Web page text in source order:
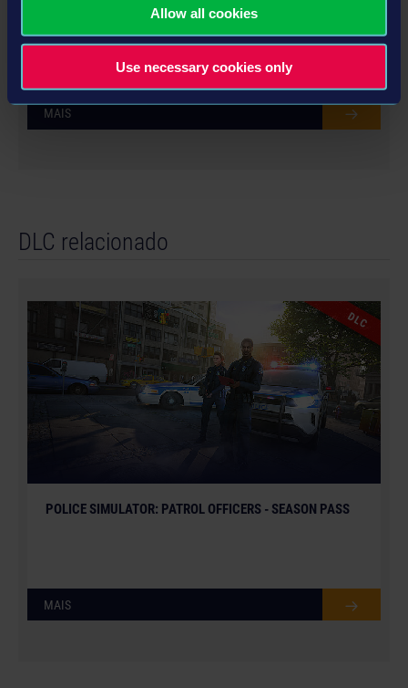
Allow all cookies
Use necessary cookies only
HIGHWAY PATROL EXPANSION
MAIS
DLC relacionado
DLC
POLICE SIMULATOR: PATROL OFFICERS - SEASON PASS
MAIS